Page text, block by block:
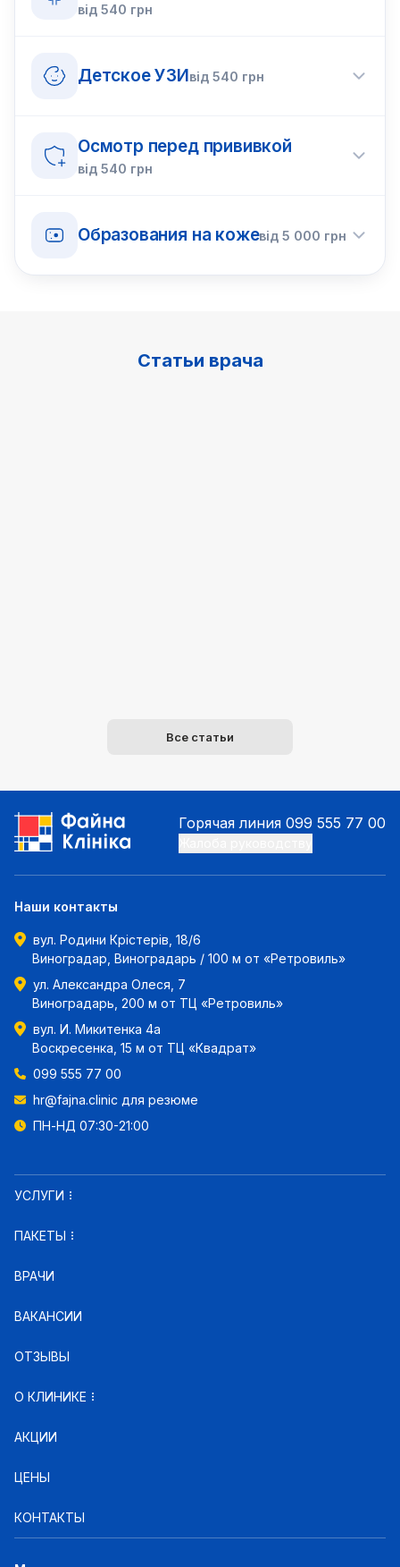
від 540 грн
Детское УЗИвід 540 грн
Осмотр перед прививкой
від 540 грн
Образования на кожевід5 000 грн
Статьи врача
Все статьи
Горячая линия 099 555 77 00
Наши контакты
вул. Родини Крістерів, 18/6
Виноградар, Виноградарь / 100 м от «Ретровиль»
ул. Александра Олеся, 7
Виноградарь, 200 м от ТЦ «Ретровиль»
вул. И. Микитенка 4а
Воскресенка, 15 м от ТЦ «Квадрат»
099 555 77 00
hr@fajna.clinic для резюме
ПН-НД 07:30-21:00
УСЛУГИ
ПАКЕТЫ
ВРАЧИ
ВАКАНСИИ
ОТЗЫВЫ
О КЛИНИКЕ
АКЦИИ
ЦЕНЫ
КОНТАКТЫ